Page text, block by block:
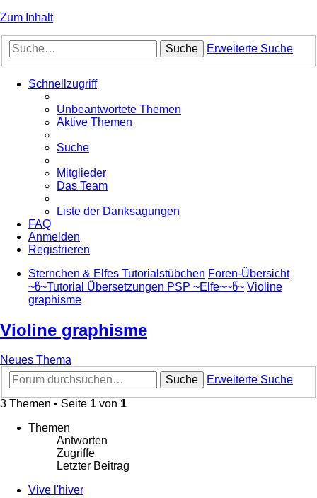
Zum Inhalt
Suche Erweiterte Suche
Schnellzugriff
Unbeantwortete Themen
Aktive Themen
Suche
Mitglieder
Das Team
Liste der Danksagungen
FAQ
Anmelden
Registrieren
Sternchen & Elfes Tutorialstübchen Foren-Übersicht
~წ~Tutorial Übersetzungen PSP ~Elfe~~წ~ Violine
graphisme
Violine graphisme
Neues Thema
Suche
Erweiterte Suche
3 Themen • Seite 1 von 1
Themen
Antworten
Zugriffe
Letzter Beitrag
Vive l'hiver